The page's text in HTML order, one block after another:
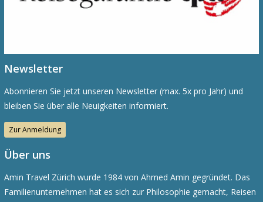
Newsletter
Abonnieren Sie jetzt unseren Newsletter (max. 5x pro Jahr) und
bleiben Sie über alle Neuigkeiten informiert.
Zur Anmeldung
Über uns
Amin Travel Zürich wurde 1984 von Ahmed Amin gegründet. Das
Familienunternehmen hat es sich zur Philosophie gemacht, Reisen